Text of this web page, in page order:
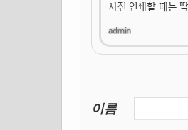
사진 인쇄할 때는
이름